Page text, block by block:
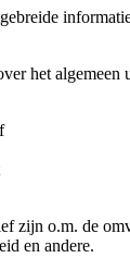
het algemeen
zijn o.m. de
en andere.